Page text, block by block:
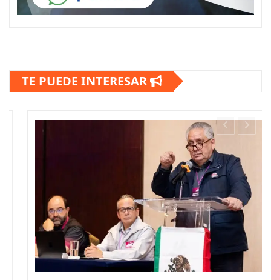
TE PUEDE INTERESAR